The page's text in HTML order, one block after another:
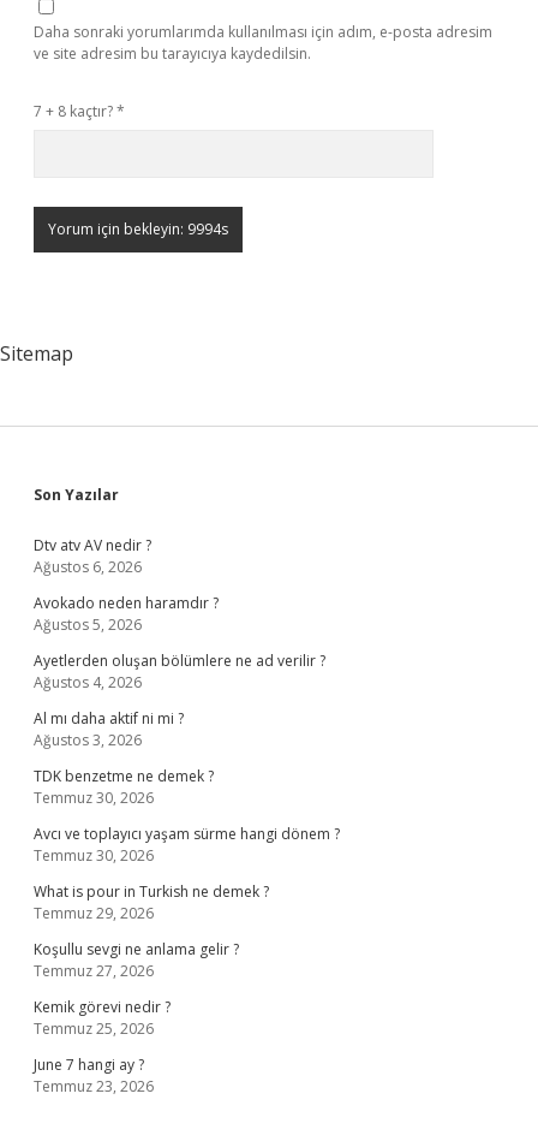
Daha sonraki yorumlarımda kullanılması için adım, e-posta adresim
ve site adresim bu tarayıcıya kaydedilsin.
7 + 8 kaçtır?*
Sitemap
Sidebar
Son Yazılar
Dtv atv AV nedir ?
Ağustos 6, 2026
Avokado neden haramdır ?
Ağustos 5, 2026
Ayetlerden oluşan bölümlere ne ad verilir ?
Ağustos 4, 2026
Al mı daha aktif ni mi ?
Ağustos 3, 2026
TDK benzetme ne demek ?
Temmuz 30, 2026
Avcı ve toplayıcı yaşam sürme hangi dönem ?
Temmuz 30, 2026
What is pour in Turkish ne demek ?
Temmuz 29, 2026
Koşullu sevgi ne anlama gelir ?
Temmuz 27, 2026
Kemik görevi nedir ?
Temmuz 25, 2026
June 7 hangi ay ?
Temmuz 23, 2026